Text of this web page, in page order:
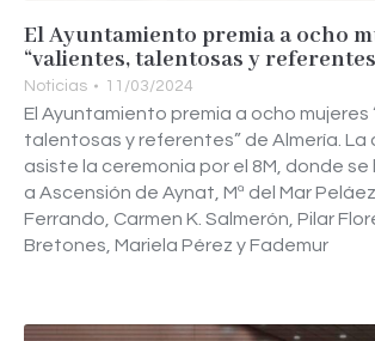
El Ayuntamiento premia a ocho
“valientes, talentosas y
Noticias 11/03/2024
El Ayuntamiento premia a ocho mujeres
talentosas y referentes” de Almería. La
asiste la ceremonia por el 8M, donde
a Ascensión de Aynat, Mª del Mar
Ferrando, Carmen K. Salmerón, Pilar
Bretones, Mariela Pérez y Fademur